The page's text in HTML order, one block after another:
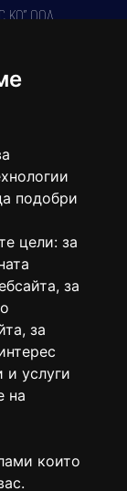
подобри
цели: за
, за
, за
и услуги
на
които
.
КО" ООД,